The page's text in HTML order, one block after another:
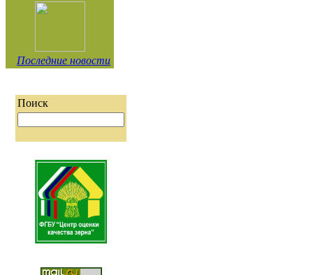
Последние новости
Поиск